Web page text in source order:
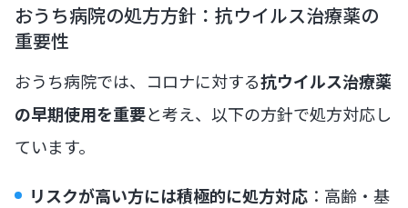
おうち病院の処方方針：抗ウイルス治療薬の
重要性
おうち病院では、コロナに対する抗ウイルス治療薬
の早期使用を重要と考え、以下の方針で処方対応し
ています。
リスクが高い方には積極的に処方対応 ：高齢・基